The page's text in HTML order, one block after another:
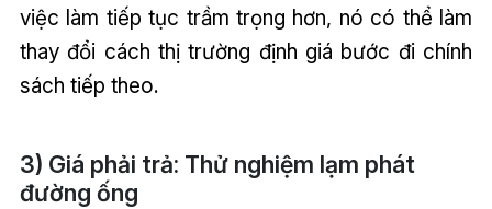
việc làm tiếp tục trầm trọng hơn, nó có thể làm
thay đổi cách thị trường định giá bước đi chính
sách tiếp theo.
3) Giá phải trả: Thử nghiệm lạm phát
đường ống